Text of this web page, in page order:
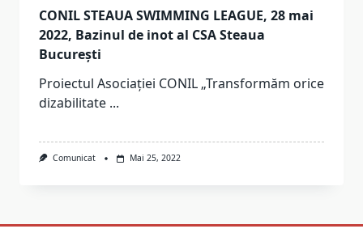
CONIL STEAUA SWIMMING LEAGUE, 28 mai
2022, Bazinul de inot al CSA Steaua
București
Proiectul Asociației CONIL „Transformăm orice
dizabilitate ...
Comunicat Mai 25, 2022